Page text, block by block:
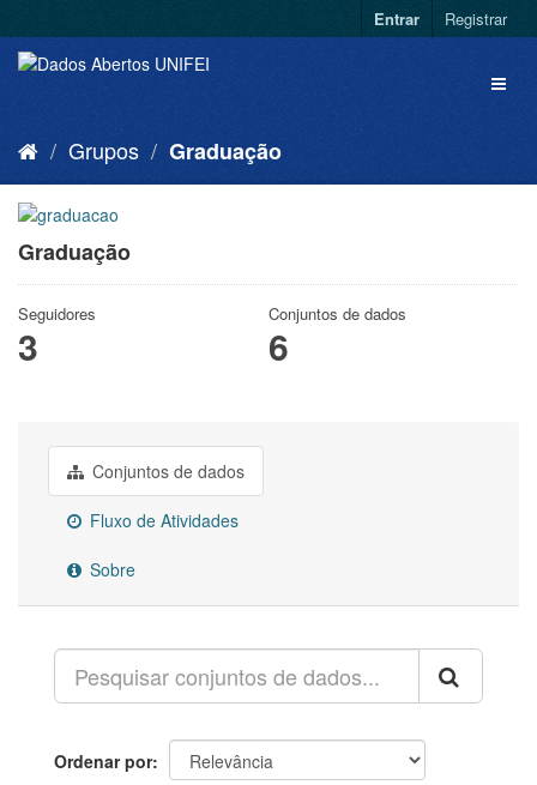
Entrar Registrar
Grupos Graduação
Graduação
Seguidores
3
Conjuntos de dados
6
Conjuntos de dados
Fluxo de Atividades
Sobre
Ordenar por